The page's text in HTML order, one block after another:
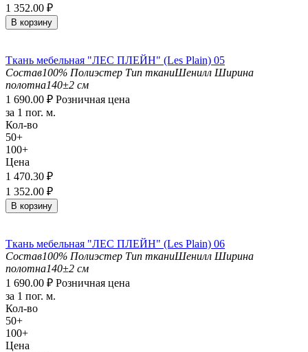
1 352.00 ₽
В корзину
Ткань мебельная "ЛЕС ПЛЕЙН" (Les Plain) 05
Состав100% Полиэстер Тип тканиШенилл Ширина
полотна140±2 см
1 690.00 ₽ Розничная цена
за 1 пог. м.
Кол-во
50+
100+
Цена
1 470.30 ₽
1 352.00 ₽
В корзину
Ткань мебельная "ЛЕС ПЛЕЙН" (Les Plain) 06
Состав100% Полиэстер Тип тканиШенилл Ширина
полотна140±2 см
1 690.00 ₽ Розничная цена
за 1 пог. м.
Кол-во
50+
100+
Цена